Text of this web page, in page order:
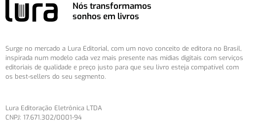
Nós transformamos
sonhos em livros
Surge no mercado a Lura Editorial, com um novo conceito de editora no Brasil,
inspirada num modelo cada vez mais presente nas mídias digitais com serviços
editoriais de qualidade e preço justo para que seu livro esteja compatível com
os best-sellers do seu segmento.
Lura Editoração Eletrônica LTDA
CNPJ: 17.671.302/0001-94